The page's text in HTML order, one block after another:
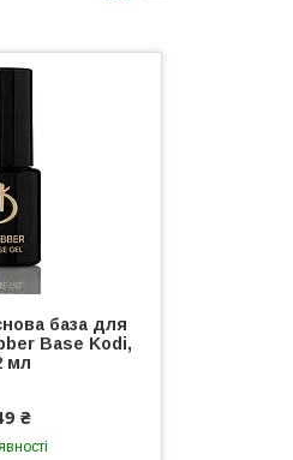
база для
Base Kodi,
мл
₴